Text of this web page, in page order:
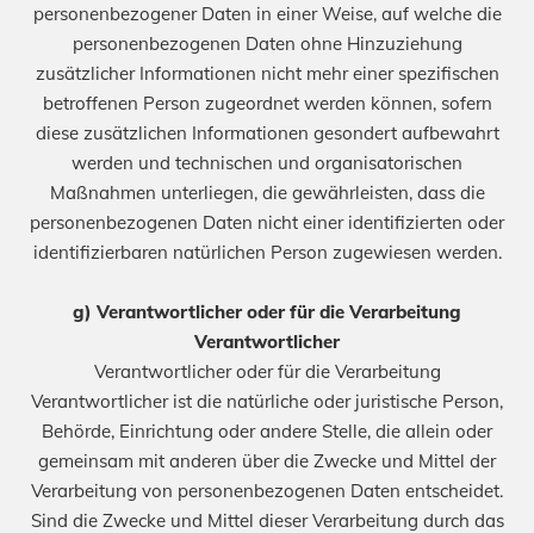
personenbezogener Daten in einer Weise, auf welche die
personenbezogenen Daten ohne Hinzuziehung
zusätzlicher Informationen nicht mehr einer spezifischen
betroffenen Person zugeordnet werden können, sofern
diese zusätzlichen Informationen gesondert aufbewahrt
werden und technischen und organisatorischen
Maßnahmen unterliegen, die gewährleisten, dass die
personenbezogenen Daten nicht einer identifizierten oder
identifizierbaren natürlichen Person zugewiesen werden.
g) Verantwortlicher oder für die Verarbeitung
Verantwortlicher
Verantwortlicher oder für die Verarbeitung
Verantwortlicher ist die natürliche oder juristische Person,
Behörde, Einrichtung oder andere Stelle, die allein oder
gemeinsam mit anderen über die Zwecke und Mittel der
Verarbeitung von personenbezogenen Daten entscheidet.
Sind die Zwecke und Mittel dieser Verarbeitung durch das